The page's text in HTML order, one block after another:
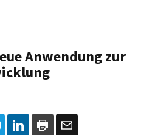
Anwendung zur